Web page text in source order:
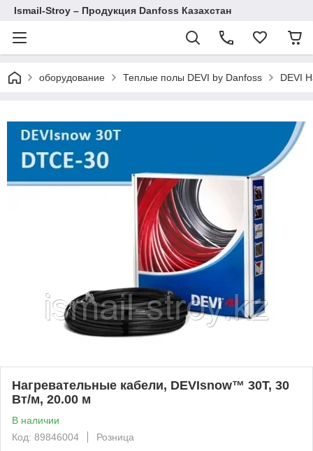
Ismail-Stroy – Продукция Danfoss Казахстан
оборудование Теплые полы DEVI by Danfoss DEVI
Нагревательные кабели, DEVIsnow™ 30T, 30
Вт/м, 20.00 м
В наличии
Код: 89846004
Розница